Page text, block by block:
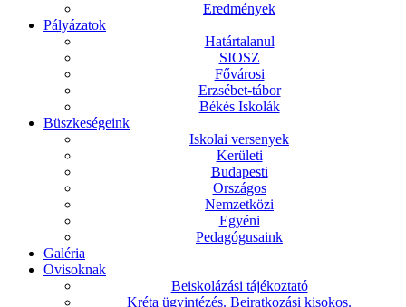
Eredmények
Pályázatok
Határtalanul
SIOSZ
Fővárosi
Erzsébet-tábor
Békés Iskolák
Büszkeségeink
Iskolai versenyek
Kerületi
Budapesti
Országos
Nemzetközi
Egyéni
Pedagógusaink
Galéria
Ovisoknak
Beiskolázási tájékoztató
Kréta ügyintézés. Beiratkozási kisokos.